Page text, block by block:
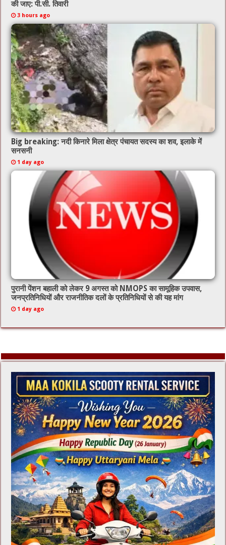
की जाए: पी.सी. तिवारी
3 hours ago
Big breaking: नदी किनारे मिला क्षेत्र पंचायत सदस्य का शव, इलाके में
सनसनी
1 day ago
पुरानी पेंशन बहाली को लेकर 9 अगस्त को NMOPS का सामूहिक उपवास,
जनप्रतिनिधियों और राजनीतिक दलों के प्रतिनिधियों से की यह मांग
1 day ago